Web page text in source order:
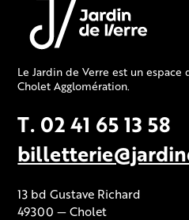
Le Jardin de Verre est un
Cholet Agglomération.
T. 02 41 65 13 58
13 bd Gustave Richard
49300 — Cholet